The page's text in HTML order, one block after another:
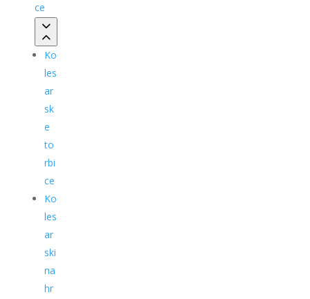
ce
Ko
les
ar
sk
e
to
rbi
ce
Ko
les
ar
ski
na
hr